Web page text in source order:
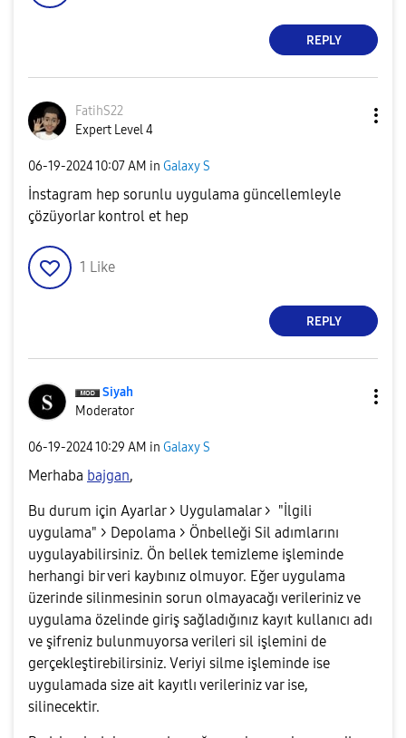
REPLY
FatihS22
Expert Level 4
‎06-19-202410:07 AM in Galaxy S
İnstagram hep sorunlu uygulama güncellemleyle
çözüyorlar kontrol et hep
1 Like
REPLY
Siyah
Moderator
‎06-19-202410:29 AM in Galaxy S
Merhaba bajgan,
Bu durum için Ayarlar > Uygulamalar > "İlgili
uygulama" > Depolama > Önbelleği Sil adımlarını
uygulayabilirsiniz. Ön bellek temizleme işleminde
herhangi bir veri kaybınız olmuyor. Eğer uygulama
üzerinde silinmesinin sorun olmayacağı verileriniz ve
uygulama özelinde giriş sağladığınız kayıt kullanıcı adı
ve şifreniz bulunmuyorsa verileri sil işlemini de
gerçekleştirebilirsiniz. Veriyi silme işleminde ise
uygulamada size ait kayıtlı verileriniz var ise,
silinecektir.